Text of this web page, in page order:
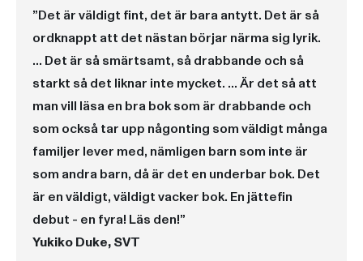
”Det är väldigt fint, det är bara antytt. Det är så
ordknappt att det nästan börjar närma sig lyrik.
... Det är så smärtsamt, så drabbande och så
starkt så det liknar inte mycket. ... Är det så att
man vill läsa en bra bok som är drabbande och
som också tar upp någonting som väldigt många
familjer lever med, nämligen barn som inte är
som andra barn, då är det en underbar bok. Det
är en väldigt, väldigt vacker bok. En jättefin
debut - en fyra! Läs den!”
Yukiko Duke, SVT